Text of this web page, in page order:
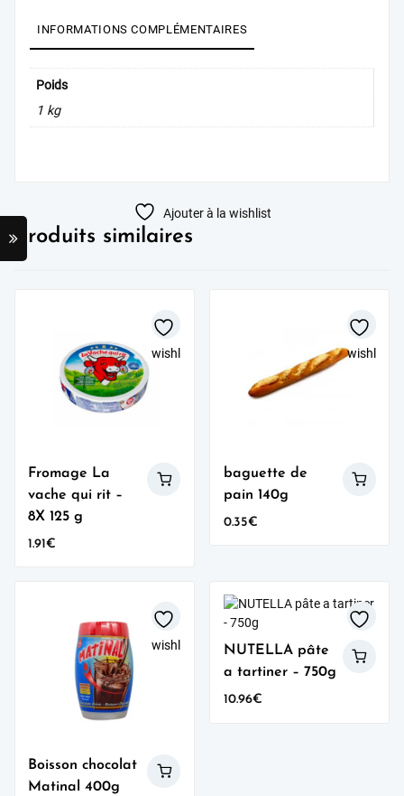
INFORMATIONS COMPLÉMENTAIRES
Poids
1 kg
Ajouter à la wishlist
Produits similaires
wishlist
Fromage La
vache qui rit –
8X 125 g
1.91€
wishlist
baguette de
pain 140g
0.35€
wishlist
Boisson chocolat
Matinal 400g
NUTELLA pâte
a tartiner – 750g
10.96€